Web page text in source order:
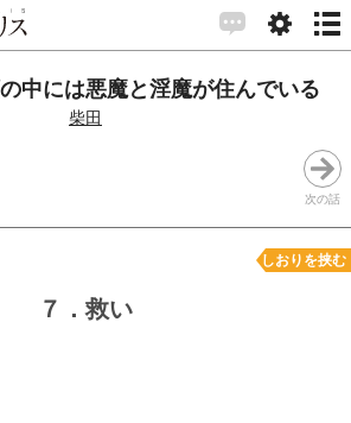
中には悪魔と淫魔が住んでいる
柴田
次の話
しおりを挟む
７．救い